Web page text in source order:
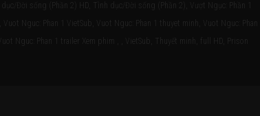
Đời sống (Phần 2) HD, Tình dục/Đời sống (Phần 2), Vượt Ngục: Phần 1
Nguc: Phan 1 VietSub, Vuot Nguc: Phan 1 thuyet minh, Vuot Nguc: Phan 1
Nguc: Phan 1 trailer Xem phim , , VietSub, Thuyết minh, full HD, Prison